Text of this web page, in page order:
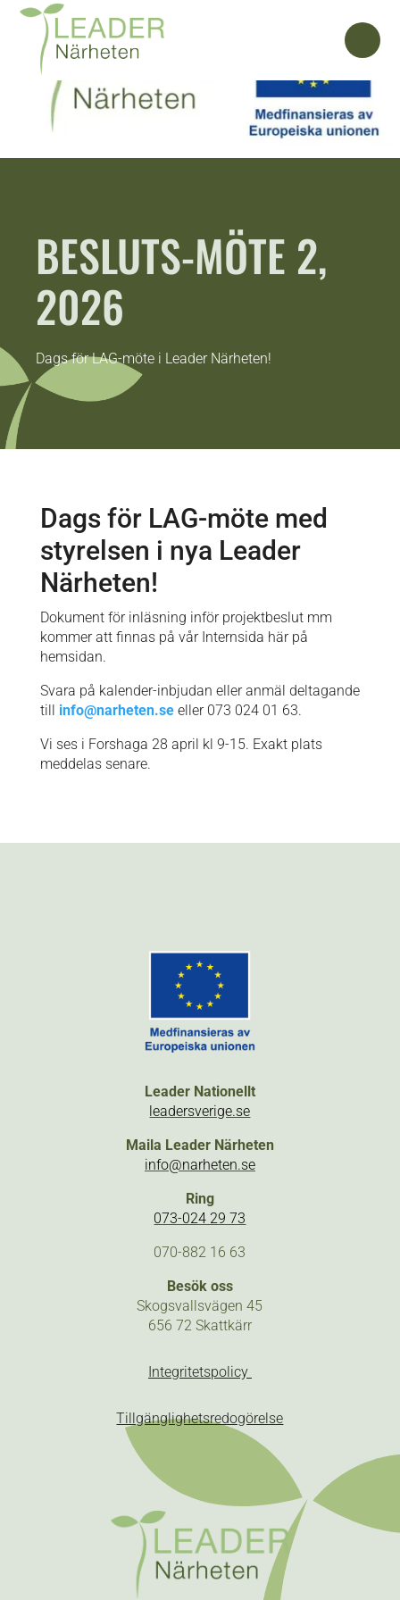
BESLUTS-MÖTE 2,
2026
Dags för LAG-möte i Leader Närheten!
Dags för LAG-möte med
styrelsen i nya Leader
Närheten!
Dokument för inläsning inför projektbeslut mm
kommer att finnas på vår Internsida här på
hemsidan.
Svara på kalender-inbjudan eller anmäl deltagande
till info@narheten.seeller 073 024 01 63.
Vi ses i Forshaga 28 april kl 9-15. Exakt plats
meddelas senare.
Leader Nationellt
leadersverige.se
Maila Leader Närheten
info@narheten.se
Ring
073-024 29 73
070-882 16 63
Besök oss
Skogsvallsvägen 45
656 72 Skattkärr
Integritetspolicy
Tillgänglighetsredogörelse